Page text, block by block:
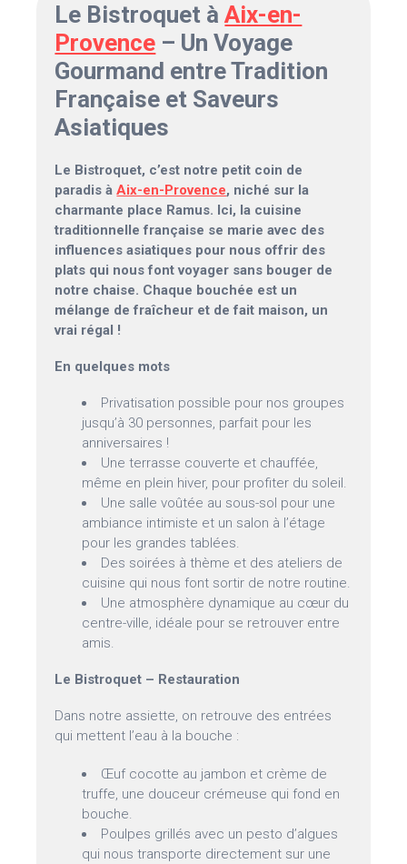
Le Bistroquet àAix-en-
Provence – Un Voyage
Gourmand entre Tradition
Française et Saveurs
Asiatiques
Le Bistroquet, c’est notre petit coin de
paradis àAix-en-Provence, niché sur la
charmante place Ramus. Ici, la cuisine
traditionnelle française se marie avec des
influences asiatiques pour nous offrir des
plats qui nous font voyager sans bouger de
notre chaise. Chaque bouchée est un
mélange de fraîcheur et de fait maison, un
vrai régal !
En quelques mots
Privatisation possible pour nos groupes
jusqu’à 30 personnes, parfait pour les
anniversaires !
Une terrasse couverte et chauffée,
même en plein hiver, pour profiter du soleil.
Une salle voûtée au sous-sol pour une
ambiance intimiste et un salon à l’étage
pour les grandes tablées.
Des soirées à thème et des ateliers de
cuisine qui nous font sortir de notre routine.
Une atmosphère dynamique au cœur du
centre-ville, idéale pour se retrouver entre
amis.
Le Bistroquet – Restauration
Dans notre assiette, on retrouve des entrées
qui mettent l’eau à la bouche :
Œuf cocotte au jambon et crème de
truffe, une douceur crémeuse qui fond en
bouche.
Poulpes grillés avec un pesto d’algues
qui nous transporte directement sur une